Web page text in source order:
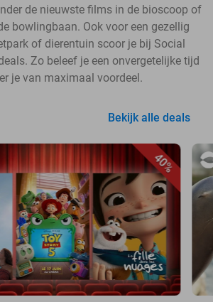
de nieuwste films in de bioscoop of
bowlingbaan. Ook voor een gezellig
of dierentuin scoor je bij Social
Zo beleef je een onvergetelijke tijd
je van maximaal voordeel.
Bekijk alle deals
40%